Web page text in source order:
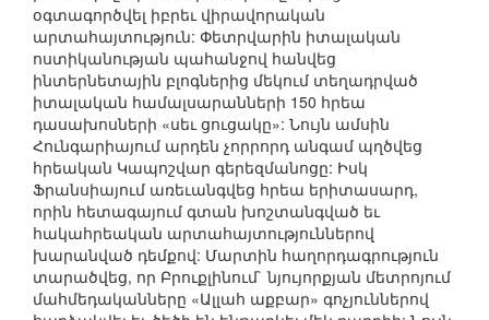
օգտագործվել իբրեւ վիրավորական
արտահայտություն: Փետրվարին իտալական
ոստիկանության պահանջով հանվեց
ինտերնետային բլոգներից մեկում տեղադրված
իտալական համալսարանների 150 հրեա
դասախոսների «սեւ ցուցակը»: Նույն ամսին
Հունգարիայում արդեն չորրորդ անգամ պղծվեց
հրեական Կապոշվար գերեզմանոցը: Իսկ
Ֆրանսիայում առեւանգվեց հրեա երիտասարդ,
որին հետագայում գտան խոշտանգված եւ
հակահրեական արտահայտություններով
խարանված դեմքով: Մարտին հաղորդագրություն
տարածվեց, որ Բրուքլինում` նյույորքյան մետրոյում
մահմեդականները «Ալլահ աքբար» գոչյուններով